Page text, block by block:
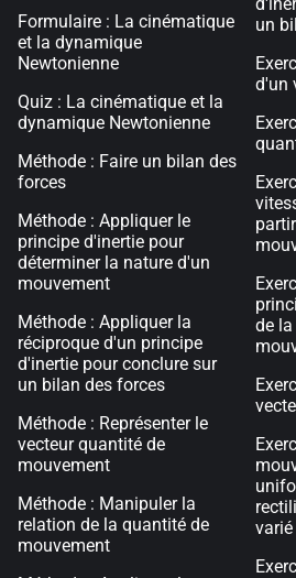
Formulaire : La cinématique
et la dynamique
Newtonienne
Quiz : La cinématique et la
dynamique Newtonienne
Méthode : Faire un bilan des
forces
Méthode : Appliquer le
principe d'inertie pour
déterminer la nature d'un
mouvement
Méthode : Appliquer la
réciproque d'un principe
d'inertie pour conclure sur
un bilan des forces
Méthode : Représenter le
vecteur quantité de
mouvement
Méthode : Manipuler la
relation de la quantité de
mouvement
un
d'un
de
varié